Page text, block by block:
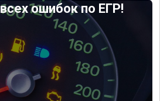
ошибок по ЕГР!